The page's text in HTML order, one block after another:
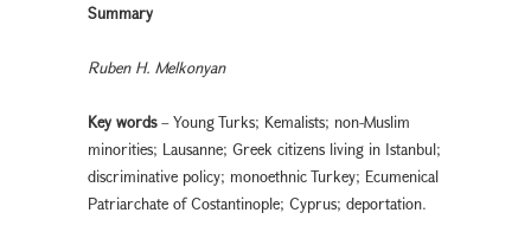
Summary
Ruben H. Melkonyan
Key words– Young Turks; Kemalists; non-Muslim
minorities; Lausanne; Greek citizens living in Istanbul;
discriminative policy; monoethnic Turkey; Ecumenical
Patriarchate of Costantinople; Cyprus; deportation.